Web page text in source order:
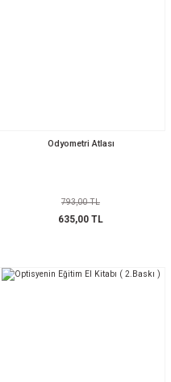
Odyometri Atlası
793,00 TL
635,00 TL